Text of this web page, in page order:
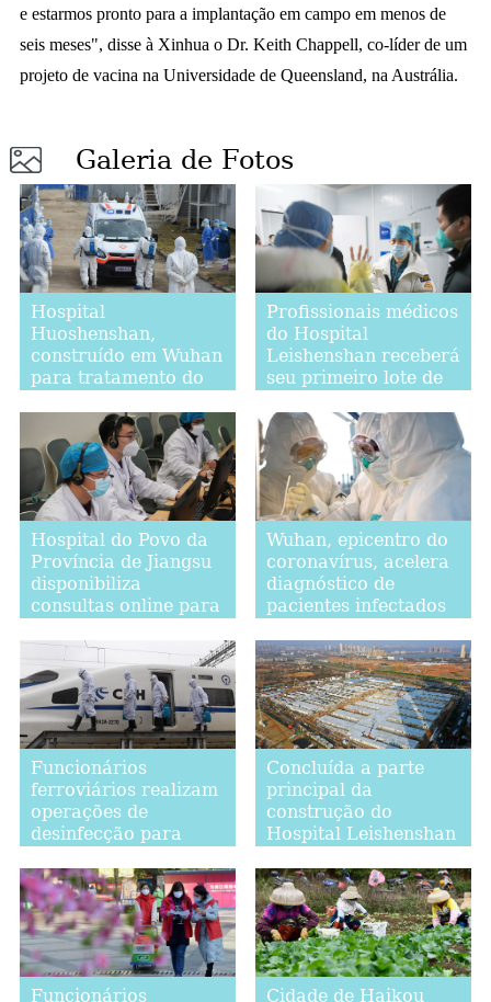
e estarmos pronto para a implantação em campo em menos de
seis meses", disse à Xinhua o Dr. Keith Chappell, co-líder de um
projeto de vacina na Universidade de Queensland, na Austrália.
Galeria de Fotos
Hospital
Huoshenshan,
construído em Wuhan
para tratamento do
novos pacientes
infectados pela
doença
Profissionais médicos
do Hospital
Leishenshan receberá
seu primeiro lote de
Hospital do Povo da
Província de Jiangsu
disponibiliza
consultas online para
pacientes presenciais
Wuhan, epicentro do
coronavírus, acelera
diagnóstico de
pacientes infectados
Funcionários
ferroviários realizam
operações de
desinfecção para
disseminação do
coronavírus
Concluída a parte
principal da
construção do
Hospital Leishenshan
Funcionários Cidade de Haikou